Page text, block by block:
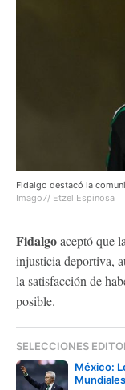
Fidalgo destacó la
Imago7/ Etzel Espinosa
Fidalgoaceptó que
injusticia deportiva,
la satisfacción de
posible.
SELECCIONES
México:
Mundiales